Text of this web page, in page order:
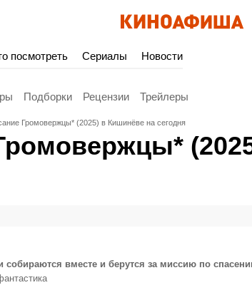
посмотреть Сериалы Новости
Подборки Рецензии Трейлеры
Громовержцы* (2025) в Кишинёве на сегодня
собираются вместе и берутся за миссию по